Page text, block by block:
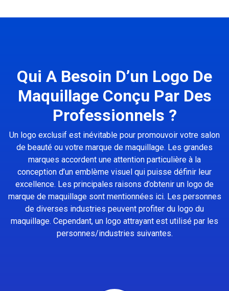
Qui A Besoin D’un Logo De
Maquillage Conçu Par Des
Professionnels ?
Un logo exclusif est inévitable pour promouvoir votre salon
de beauté ou votre marque de maquillage. Les grandes
marques accordent une attention particulière à la
conception d’un emblème visuel qui puisse définir leur
excellence. Les principales raisons d’obtenir un logo de
marque de maquillage sont mentionnées ici. Les personnes
de diverses industries peuvent profiter du logo du
maquillage. Cependant, un logo attrayant est utilisé par les
personnes/industries suivantes.